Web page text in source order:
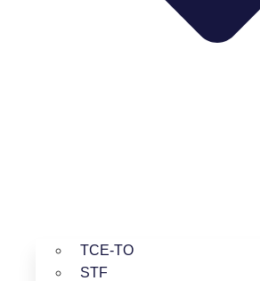
TCE-TO
STF